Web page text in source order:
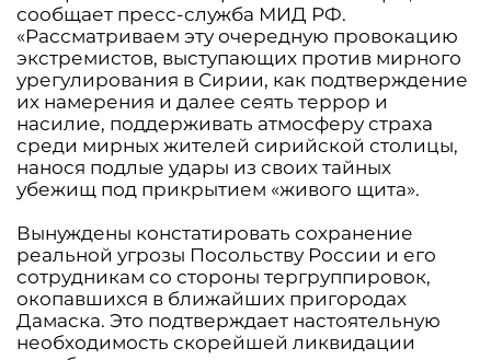
сообщает пресс-служба МИД РФ.
«Рассматриваем эту очередную провокацию
экстремистов, выступающих против мирного
урегулирования в Сирии, как подтверждение
их намерения и далее сеять террор и
насилие, поддерживать атмосферу страха
среди мирных жителей сирийской столицы,
нанося подлые удары из своих тайных
убежищ под прикрытием «живого щита».
Вынуждены констатировать сохранение
реальной угрозы Посольству России и его
сотрудникам со стороны тергруппировок,
окопавшихся в ближайших пригородах
Дамаска. Это подтверждает настоятельную
необходимость скорейшей ликвидации